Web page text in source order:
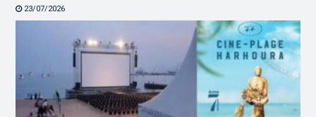
23/07/2026